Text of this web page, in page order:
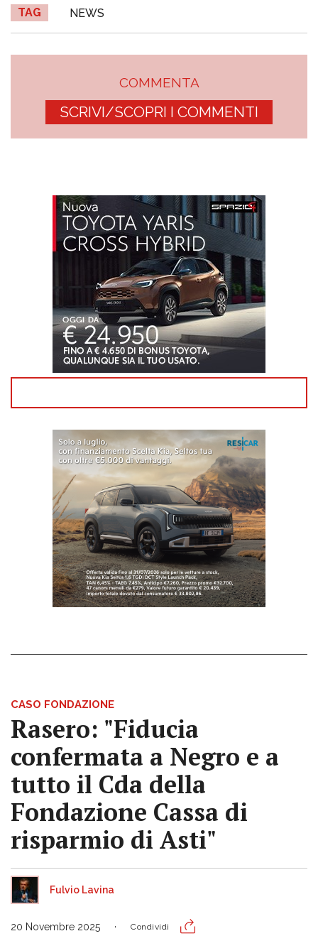
TAG NEWS
COMMENTA
SCRIVI/SCOPRI I COMMENTI
CASO FONDAZIONE
Rasero: "Fiducia
confermata a Negro e a
tutto il Cda della
Fondazione Cassa di
risparmio di Asti"
Fulvio Lavina
20 Novembre 2025 Condividi